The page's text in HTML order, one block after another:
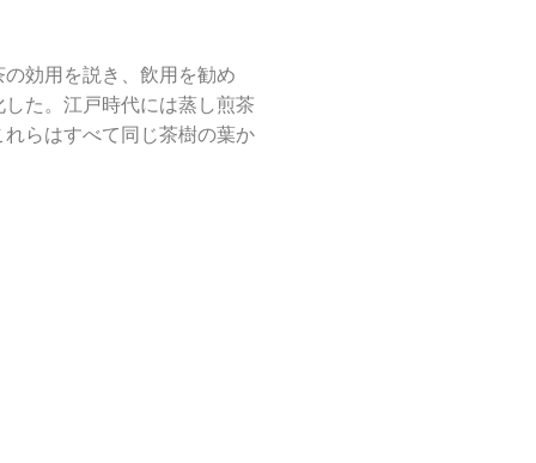
効用を説き、飲用を勧め
た。江戸時代には蒸し煎茶
らはすべて同じ茶樹の葉か